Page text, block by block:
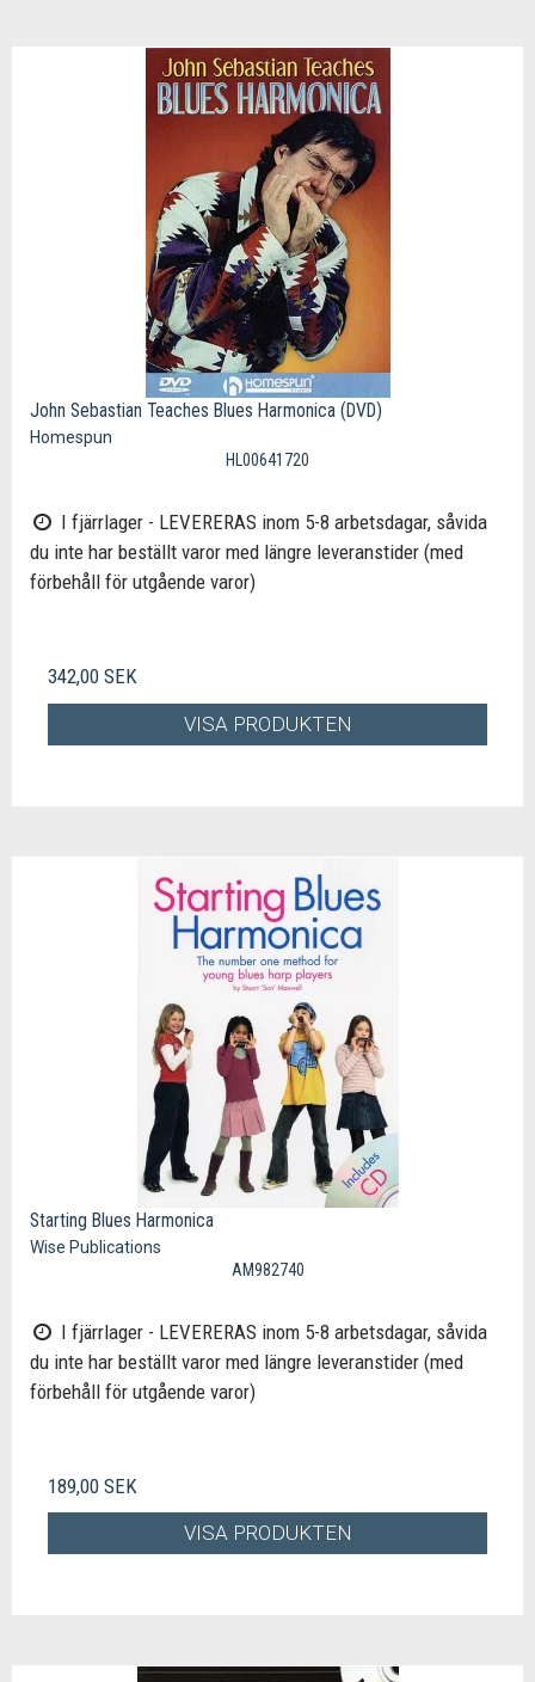
John Sebastian Teaches Blues Harmonica (DVD)
Homespun
HL00641720
I fjärrlager - LEVERERAS inom 5-8 arbetsdagar, såvida
du inte har beställt varor med längre leveranstider (med
förbehåll för utgående varor)
342,00 SEK
VISA PRODUKTEN
Starting Blues Harmonica
Wise Publications
AM982740
I fjärrlager - LEVERERAS inom 5-8 arbetsdagar, såvida
du inte har beställt varor med längre leveranstider (med
förbehåll för utgående varor)
189,00 SEK
VISA PRODUKTEN